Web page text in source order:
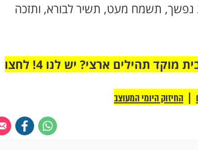
נפשך, תשמח מעט, תשיר לבורא, ותזכה
מחוברים רק לקבוצת ווטסאפ אחת מבית מוקד תהילים ארצי? יש לנו 4! לחצו
| החיזוק היומי המעוצב